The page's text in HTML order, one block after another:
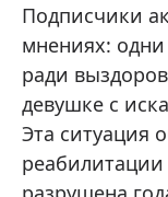
Подписчики
мнениях:
ради
девушке с
Эта ситуация